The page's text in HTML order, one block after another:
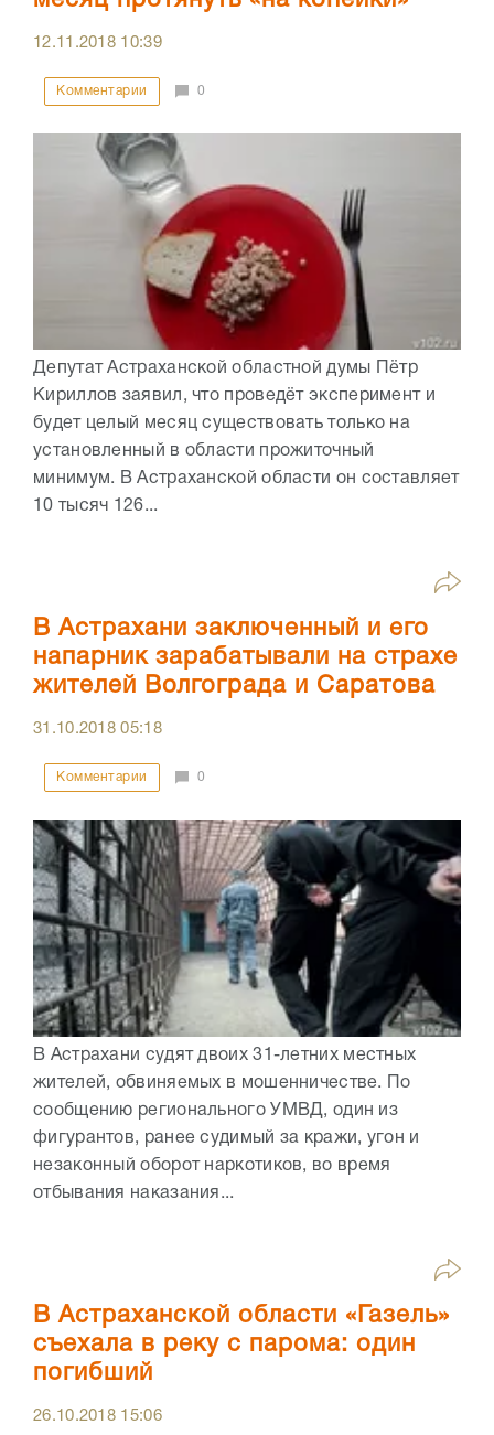
12.11.2018 10:39
Комментарии 0
Депутат Астраханской областной думы Пётр
Кириллов заявил, что проведёт эксперимент и
будет целый месяц существовать только на
установленный в области прожиточный
минимум. В Астраханской области он составляет
10 тысяч 126...
В Астрахани заключенный и его
напарник зарабатывали на страхе
жителей Волгограда и Саратова
31.10.201805:18
Комментарии 0
В Астрахани судят двоих 31-летних местных
жителей, обвиняемых в мошенничестве. По
сообщению регионального УМВД, один из
фигурантов, ранее судимый за кражи, угон и
незаконный оборот наркотиков, во время
отбывания наказания...
В Астраханской области «Газель»
съехала в реку с парома: один
погибший
26.10.2018 15:06